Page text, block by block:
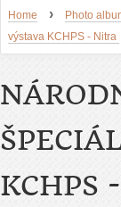
Home › Photo
výstava KCHPS - Nitra
KCHPS